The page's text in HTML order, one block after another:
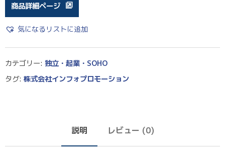
商品詳細ページ
気になるリストに追加
カテゴリー: 独立・起業・SOHO
タグ: 株式会社インフォプロモーション
説明 レビュー (0)